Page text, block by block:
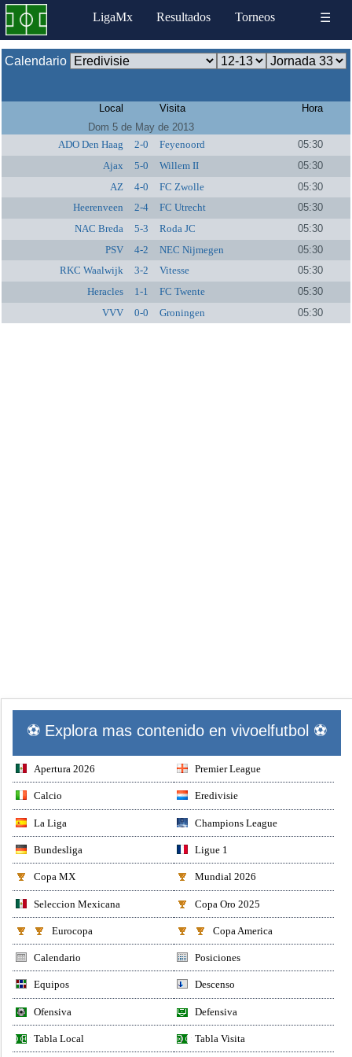
LigaMx Resultados Torneos ☰
Calendario
Local Visita
Hora
Dom 5 de May de 2013
ADO Den Haag
2-0 Feyenoord
05:30
Ajax
5-0 Willem II
05:30
AZ
4-0 FC Zwolle
05:30
Heerenveen
2-4 FC Utrecht
05:30
NAC Breda
5-3 Roda JC
05:30
PSV
4-2 NEC Nijmegen
05:30
RKC Waalwijk
3-2 Vitesse
05:30
Heracles
1-1 FC Twente
05:30
VVV
0-0 Groningen 05:30
⚽ Explora mas contenido en vivoelfutbol ⚽
Apertura 2026 Premier League
Calcio Eredivisie
La Liga Champions League
Bundesliga Ligue 1
Copa MX Mundial 2026
Seleccion Mexicana Copa Oro 2025
Eurocopa Copa America
Calendario Posiciones
Equipos Descenso
Ofensiva Defensiva
Tabla Local Tabla Visita